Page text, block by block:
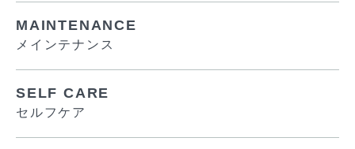
MAINTENANCE
メインテナンス
SELF CARE
セルフケア